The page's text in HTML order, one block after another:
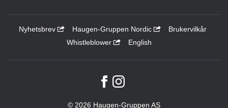
Nyhetsbrev Haugen-Gruppen Nordic
Brukervilkår
Whistleblower
English
© 2026 Haugen-Gruppen AS